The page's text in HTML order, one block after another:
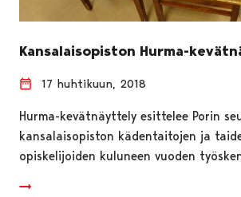
Kansalaisopiston Hurma-
17 huhtikuun, 2018
Hurma-kevätnäyttely esittelee Porin
kansalaisopiston kädentaitojen ja
opiskelijoiden kuluneen vuoden